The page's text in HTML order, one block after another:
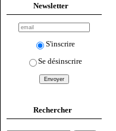
Newsletter
S'inscrire
Se désinscrire
Rechercher